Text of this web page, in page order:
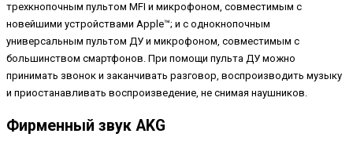
трехкнопочным пультом MFI и микрофоном, совместимым с
новейшими устройствами Apple™; и с однокнопочным
универсальным пультом ДУ и микрофоном, совместимым с
большинством смартфонов. При помощи пульта ДУ можно
принимать звонок и заканчивать разговор, воспроизводить музыку
и приостанавливать воспроизведение, не снимая наушников.
Фирменный звук AKG